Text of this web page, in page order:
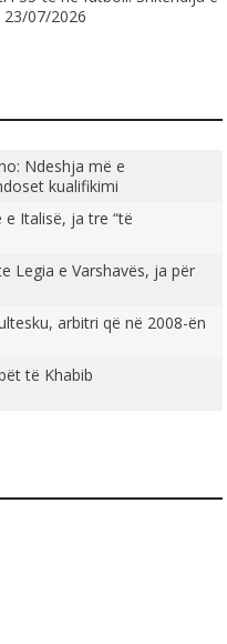
23/07/2026
Ndeshja më e
kualifikimi
Italisë, ja tre “të
Legia e Varshavës, ja për
arbitri që në 2008-ën
të Khabib